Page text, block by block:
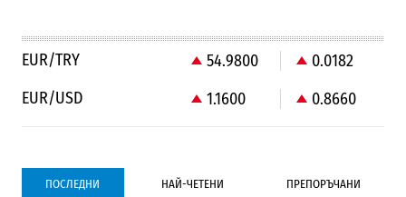
EUR/TRY 54.9800
0.0182
EUR/USD
1.1600 0.8660
ПОСЛЕДНИ НАЙ-ЧЕТЕНИ ПРЕПОРЪЧАНИ